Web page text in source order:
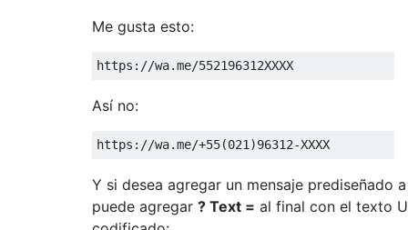
Me gusta esto:
https : //wa.me/552196312XXXX
Así no:
https : //wa.me/+55(021)96312-XXXX
Y si desea agregar un mensaje prediseñado
puede agregar ? Text = al final con el texto